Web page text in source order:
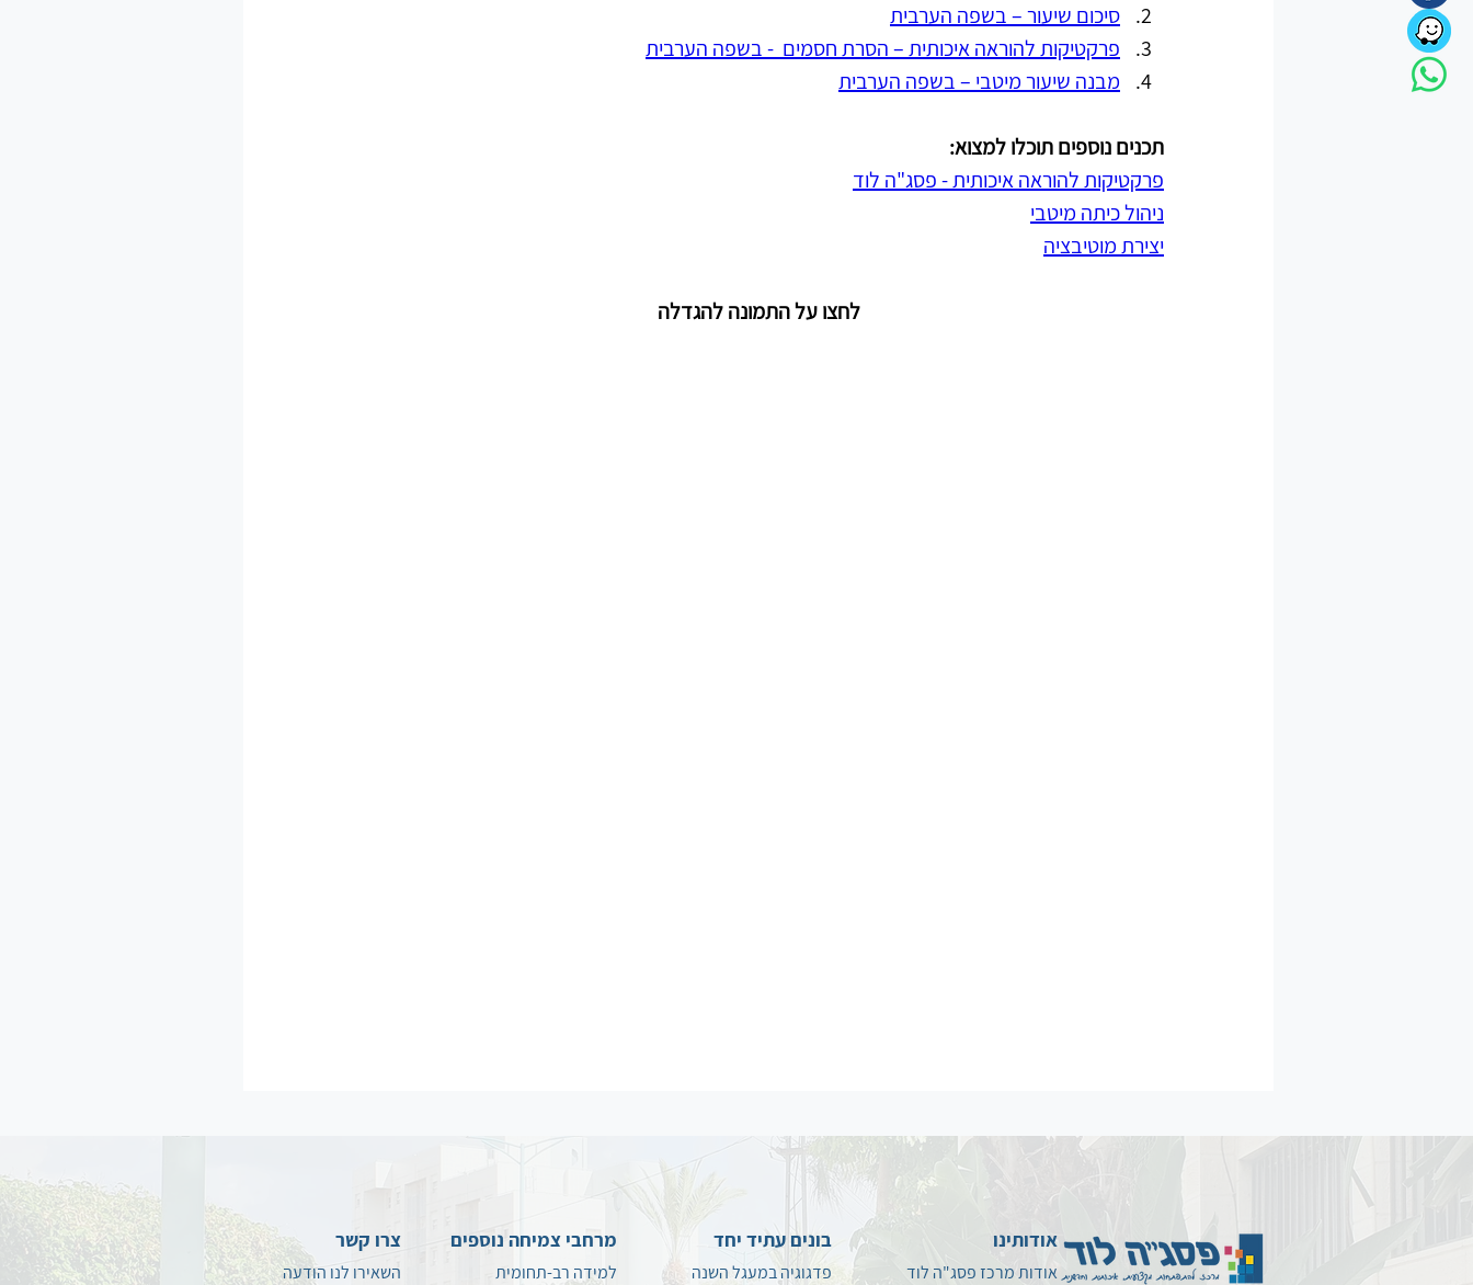
סיכום שיעור – בשפה הערבית
פרקטיקות להוראה איכותית – הסרת חסמים  - בשפה הערבית
מבנה שיעור מיטבי – בשפה הערבית
תכנים נוספים תוכלו למצוא:
פרקטיקות להוראה איכותית - פסג"ה לוד
ניהול כיתה מיטבי
יצירת מוטיבציה
לחצו על התמונה להגדלה
צרו קשר
השאירו לנו הודעה
מרחבי צמיחה נוספים
למידה רב-תחומית
בונים עתיד יחד
פדגוגיה במעגל השנה
אודותינו
אודות מרכז פסג"ה לוד